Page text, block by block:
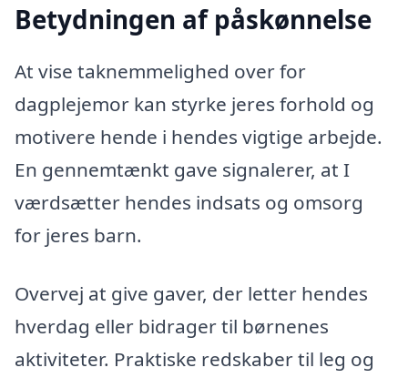
Betydningen af påskønnelse
At vise taknemmelighed over for
dagplejemor kan styrke jeres forhold og
motivere hende i hendes vigtige arbejde.
En gennemtænkt gave signalerer, at I
værdsætter hendes indsats og omsorg
for jeres barn.
Overvej at give gaver, der letter hendes
hverdag eller bidrager til børnenes
aktiviteter. Praktiske redskaber til leg og